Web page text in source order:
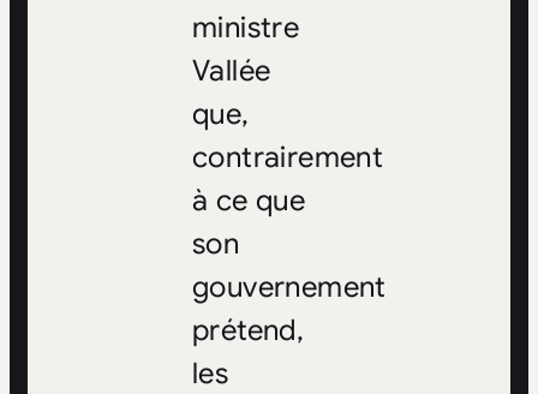
ministre
Vallée
que,
contrairement
à ce que
son
gouvernement
prétend,
les